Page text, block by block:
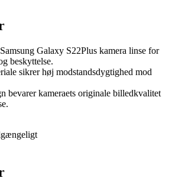
Galaxy S22Plus kamera linse for
beskyttelse.
sikrer høj modstandsdygtighed mod
bevarer kameraets originale billedkvalitet